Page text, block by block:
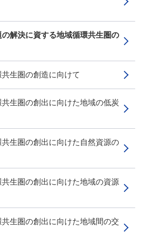
解決に資する地域循環共生圏の
生圏の創造に向けて
生圏の創出に向けた地域の低炭
生圏の創出に向けた自然資源の
生圏の創出に向けた地域の資源
生圏の創出に向けた地域間の交